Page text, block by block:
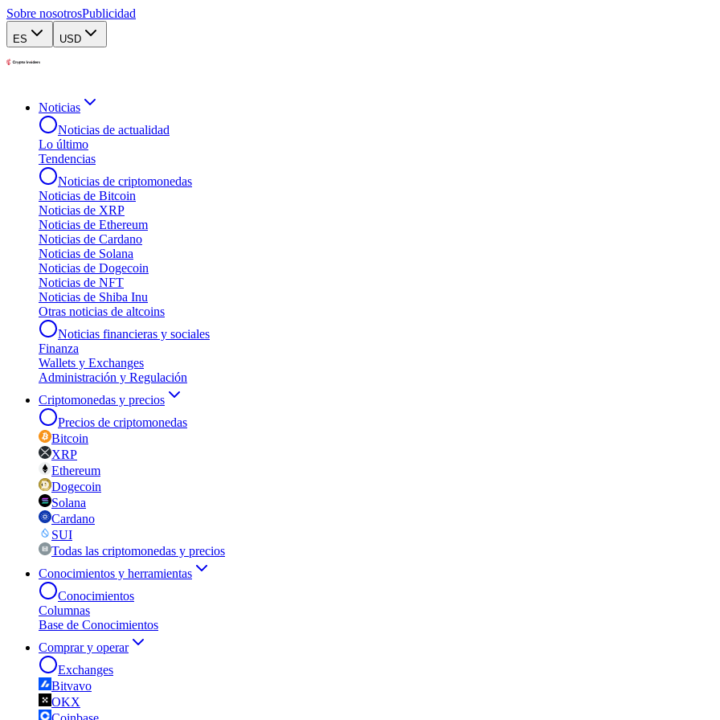
Sobre nosotrosPublicidad
ES USD
Noticias
Noticias de actualidad
Lo último
Tendencias
Noticias de criptomonedas
Noticias de Bitcoin
Noticias de XRP
Noticias de Ethereum
Noticias de Cardano
Noticias de Solana
Noticias de Dogecoin
Noticias de NFT
Noticias de Shiba Inu
Otras noticias de altcoins
Noticias financieras y sociales
Finanza
Wallets y Exchanges
Administración y Regulación
Criptomonedas y precios
Precios de criptomonedas
Bitcoin
XRP
Ethereum
Dogecoin
Solana
Cardano
SUI
Todas las criptomonedas y precios
Conocimientos y herramientas
Conocimientos
Columnas
Base de Conocimientos
Comprar y operar
Exchanges
Bitvavo
OKX